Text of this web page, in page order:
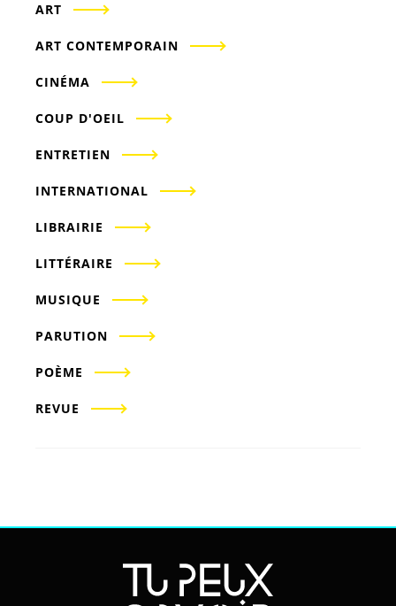
ART
ART CONTEMPORAIN
CINÉMA
COUP D'OEIL
ENTRETIEN
INTERNATIONAL
LIBRAIRIE
LITTÉRAIRE
MUSIQUE
PARUTION
POÈME
REVUE